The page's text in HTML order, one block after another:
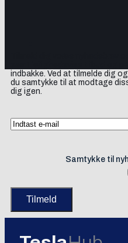
indbakke. Ved at tilmelde dig
du samtykke til at modtage
dig igen.
Samtykke til